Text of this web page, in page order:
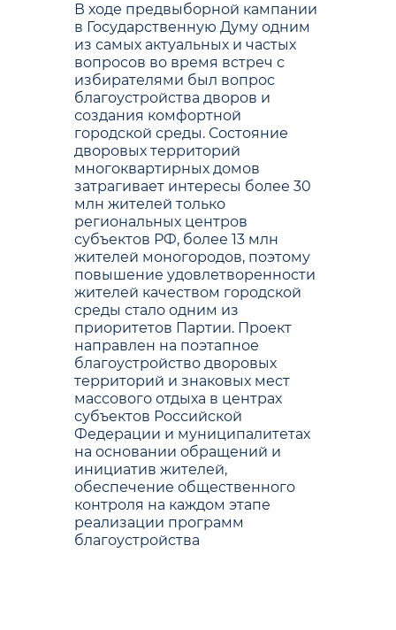
В ходе предвыборной кампании
в Государственную Думу одним
из самых актуальных и частых
вопросов во время встреч с
избирателями был вопрос
благоустройства дворов и
создания комфортной
городской среды. Состояние
дворовых территорий
многоквартирных домов
затрагивает интересы более 30
млн жителей только
региональных центров
субъектов РФ, более 13 млн
жителей моногородов, поэтому
повышение удовлетворенности
жителей качеством городской
среды стало одним из
приоритетов Партии. Проект
направлен на поэтапное
благоустройство дворовых
территорий и знаковых мест
массового отдыха в центрах
субъектов Российской
Федерации и муниципалитетах
на основании обращений и
инициатив жителей,
обеспечение общественного
контроля на каждом этапе
реализации программ
благоустройства